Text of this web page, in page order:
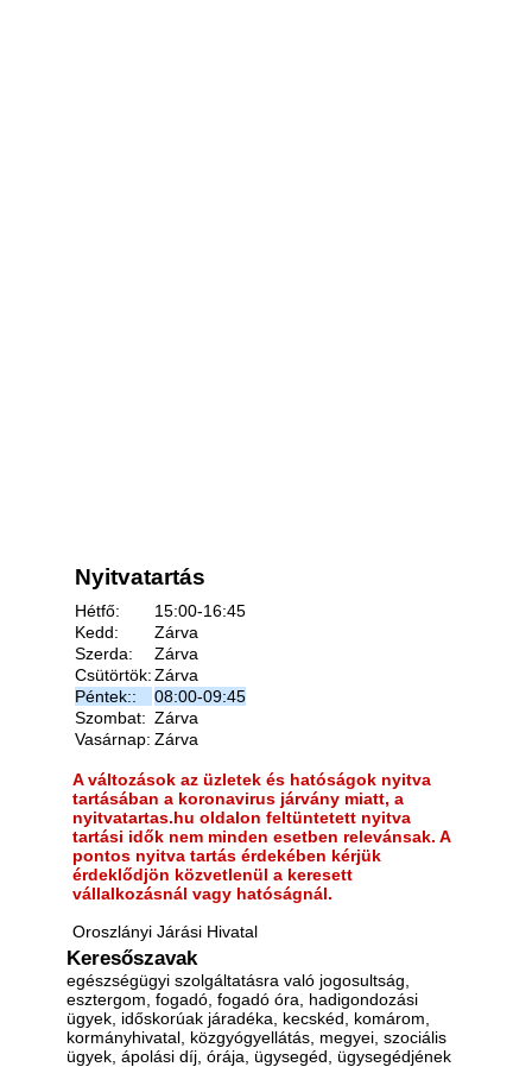
Nyitvatartás
Hétfő:
15:00-16:45
Kedd:
Zárva
Szerda:
Zárva
Csütörtök:Zárva
Péntek::
08:00-09:45
Szombat: Zárva
Vasárnap: Zárva
A változások az üzletek és hatóságok nyitva
tartásában a koronavirus járvány miatt, a
nyitvatartas.hu oldalon feltüntetett nyitva
tartási idők nem minden esetben relevánsak. A
pontos nyitva tartás érdekében kérjük
érdeklődjön közvetlenül a keresett
vállalkozásnál vagy hatóságnál.
Oroszlányi Járási Hivatal
Keresőszavak
egészségügyi szolgáltatásra való jogosultság,
esztergom, fogadó, fogadó óra, hadigondozási
ügyek, időskorúak járadéka, kecskéd, komárom,
kormányhivatal, közgyógyellátás, megyei, szociális
ügyek, ápolási díj, órája, ügysegéd, ügysegédjének